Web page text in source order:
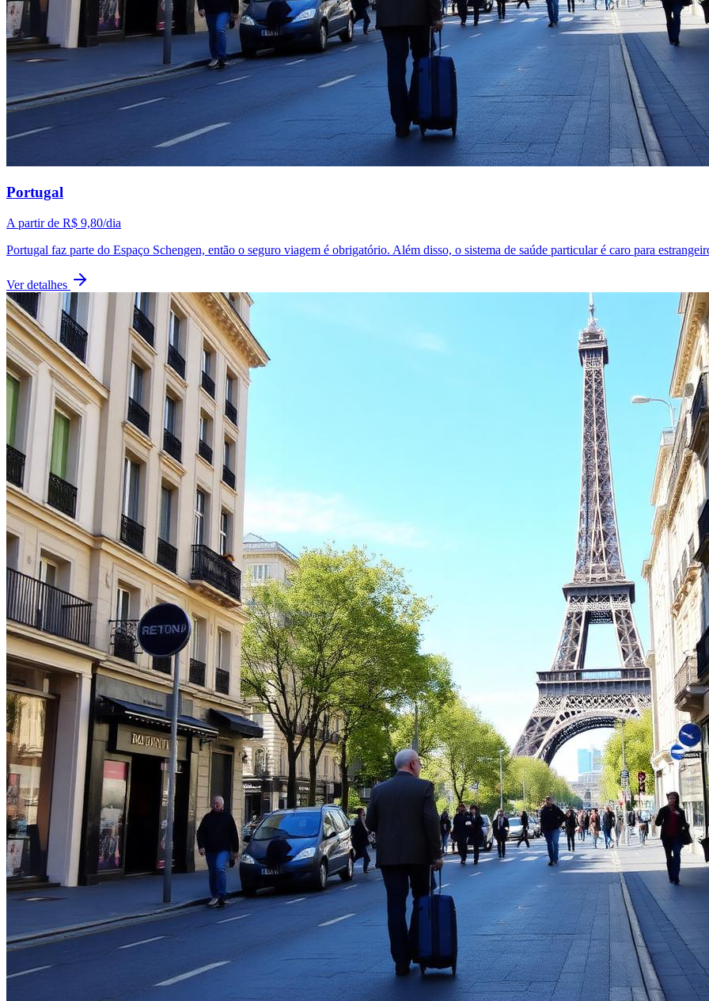
Portugal
A partir de R$ 9,80/dia
Portugal faz parte do Espaço Schengen, então o seguro viagem é obrigatório. Além disso, o sistema de saúde particular é caro para
Ver detalhes